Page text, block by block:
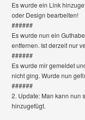
Es wurde ein Link
oder Design bearbeiten!
######
Es wurde nun ein
entfernen. Ist derzeit nur
######
Es wurde mir gemeldet
nicht ging. Wurde nun
######
2. Update: Man kann nun
hinzugefügt.